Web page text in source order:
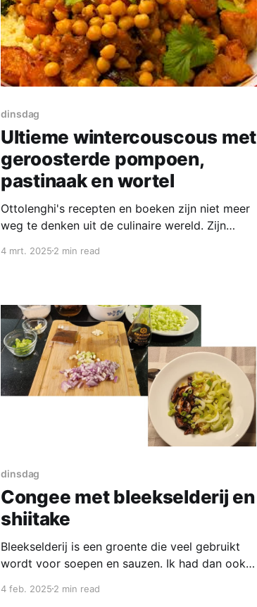
dinsdag
Ultieme wintercouscous met
geroosterde pompoen,
pastinaak en wortel
Ottolenghi's recepten en boeken zijn niet meer
weg te denken uit de culinaire wereld. Zijn
gemaakt en zijn niet voor niets razend populair.
smaakdimensie, waardoor je meteen denkt:
'Wat
4 mrt. 20252 min read
dinsdag
Congee met bleekselderij en
shiitake
Bleekselderij is een groente die veel gebruikt
wordt voor soepen en sauzen. Ik had dan ook
Daarom ging ik op zoek naar een lekker recept
4 feb. 20252 min read